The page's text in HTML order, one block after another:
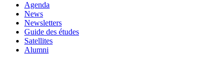
Agenda
News
Newsletters
Guide des études
Satellites
Alumni